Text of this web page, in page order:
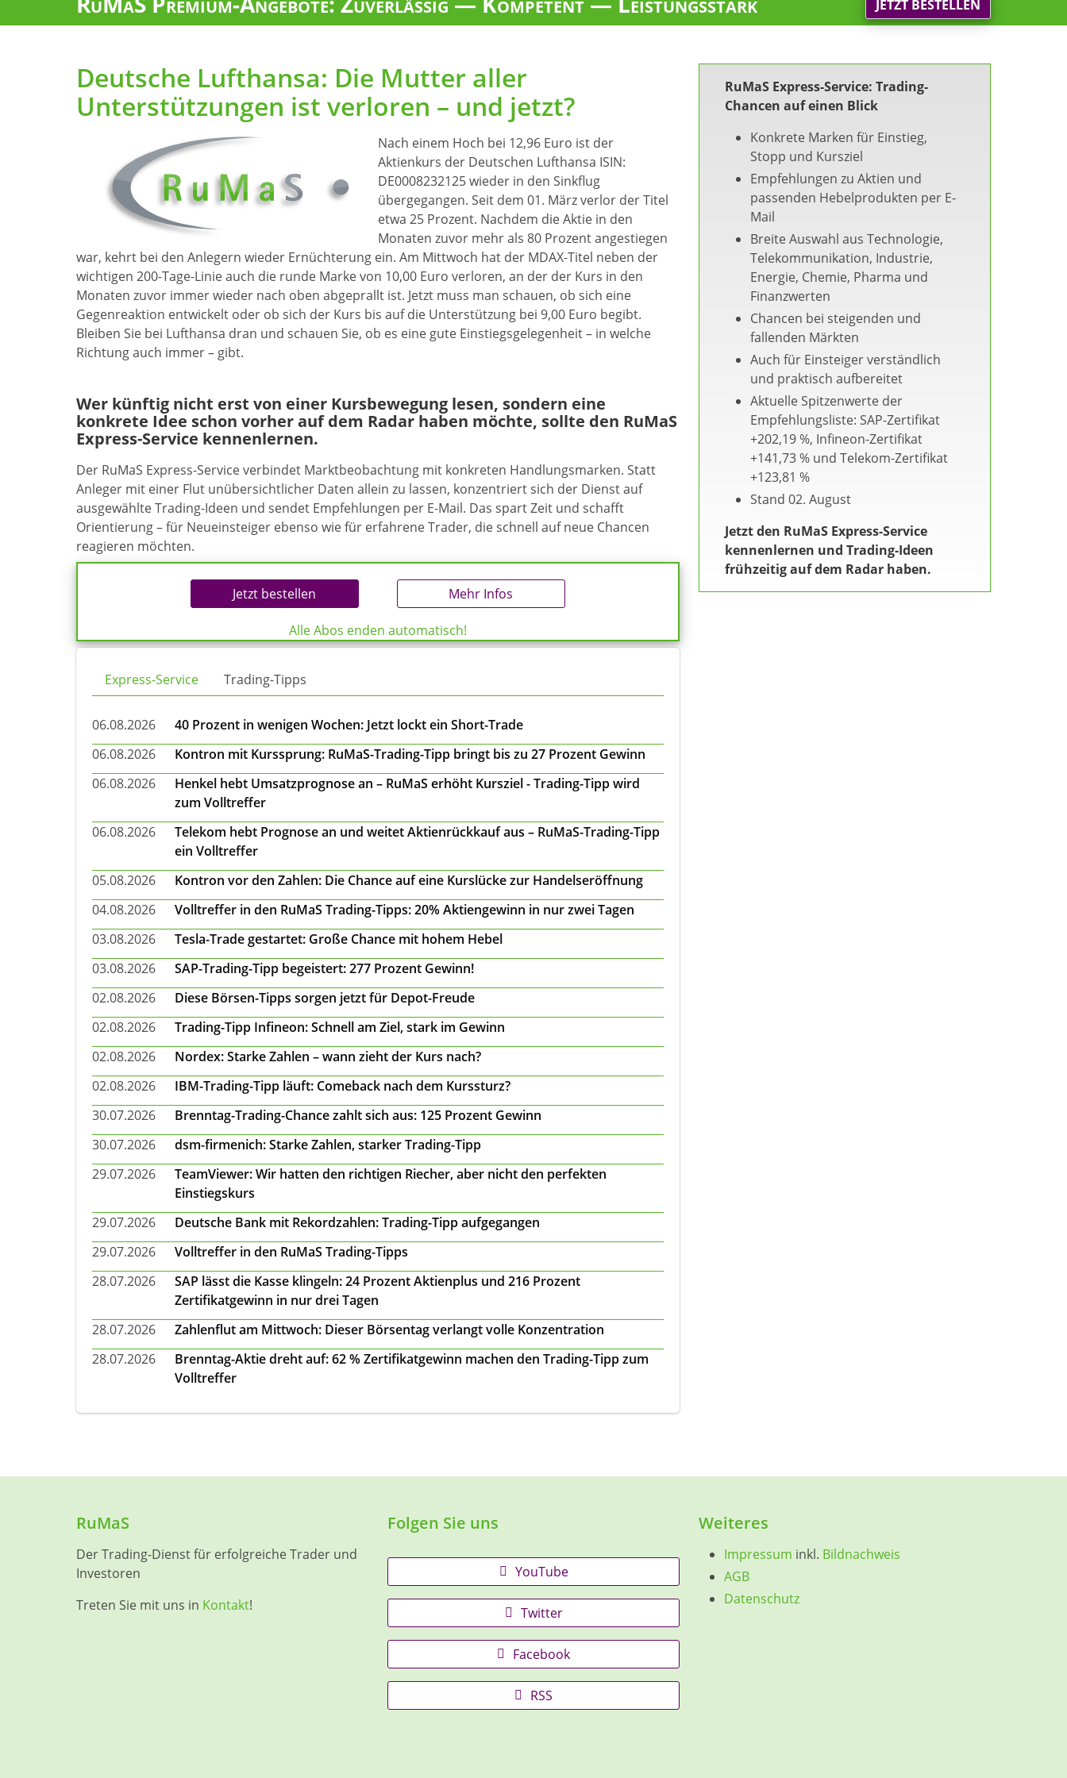
JETZT BESTELLEN
Deutsche Lufthansa: Die Mutter aller
Unterstützungen ist verloren – und jetzt?
Nach einem Hoch bei 12,96 Euro ist der
Aktienkurs der Deutschen Lufthansa ISIN:
DE0008232125 wieder in den Sinkflug
übergegangen. Seit dem 01. März verlor der Titel
etwa 25 Prozent. Nachdem die Aktie in den
Monaten zuvor mehr als 80 Prozent angestiegen
war, kehrt bei den Anlegern wieder Ernüchterung ein. Am Mittwoch hat der MDAX-Titel neben der
wichtigen 200-Tage-Linie auch die runde Marke von 10,00 Euro verloren, an der der Kurs in den
Monaten zuvor immer wieder nach oben abgeprallt ist. Jetzt muss man schauen, ob sich eine
Gegenreaktion entwickelt oder ob sich der Kurs bis auf die Unterstützung bei 9,00 Euro begibt.
Bleiben Sie bei Lufthansa dran und schauen Sie, ob es eine gute Einstiegsgelegenheit – in welche
Richtung auch immer – gibt.
Wer künftig nicht erst von einer Kursbewegung lesen, sondern eine
konkrete Idee schon vorher auf dem Radar haben möchte, sollte den RuMaS
Express-Service kennenlernen.
Der RuMaS Express-Service verbindet Marktbeobachtung mit konkreten Handlungsmarken. Statt
Anleger mit einer Flut unübersichtlicher Daten allein zu lassen, konzentriert sich der Dienst auf
ausgewählte Trading-Ideen und sendet Empfehlungen per E-Mail. Das spart Zeit und schafft
Orientierung – für Neueinsteiger ebenso wie für erfahrene Trader, die schnell auf neue Chancen
reagieren möchten.
Jetzt bestellen Mehr Infos
Alle Abos enden automatisch!
Express-Service Trading-Tipps
06.08.2026
40 Prozent in wenigen Wochen: Jetzt lockt ein Short-Trade
06.08.2026
Kontron mit Kurssprung: RuMaS-Trading-Tipp bringt bis zu 27 Prozent Gewinn
06.08.2026
Henkel hebt Umsatzprognose an – RuMaS erhöht Kursziel - Trading-Tipp wird
zum Volltreffer
06.08.2026
Telekom hebt Prognose an und weitet Aktienrückkauf aus – RuMaS-Trading-Tipp
ein Volltreffer
05.08.2026
Kontron vor den Zahlen: Die Chance auf eine Kurslücke zur Handelseröffnung
04.08.2026
Volltreffer in den RuMaS Trading-Tipps: 20% Aktiengewinn in nur zwei Tagen
03.08.2026
Tesla-Trade gestartet: Große Chance mit hohem Hebel
03.08.2026
SAP-Trading-Tipp begeistert: 277 Prozent Gewinn!
02.08.2026
Diese Börsen-Tipps sorgen jetzt für Depot-Freude
02.08.2026
Trading-Tipp Infineon: Schnell am Ziel, stark im Gewinn
02.08.2026
Nordex: Starke Zahlen – wann zieht der Kurs nach?
02.08.2026
IBM-Trading-Tipp läuft: Comeback nach dem Kurssturz?
30.07.2026
Brenntag-Trading-Chance zahlt sich aus: 125 Prozent Gewinn
30.07.2026
dsm-firmenich: Starke Zahlen, starker Trading-Tipp
29.07.2026
TeamViewer: Wir hatten den richtigen Riecher, aber nicht den perfekten
Einstiegskurs
29.07.2026
Deutsche Bank mit Rekordzahlen: Trading-Tipp aufgegangen
29.07.2026
Volltreffer in den RuMaS Trading-Tipps
28.07.2026
SAP lässt die Kasse klingeln: 24 Prozent Aktienplus und 216 Prozent
Zertifikatgewinn in nur drei Tagen
28.07.2026
Zahlenflut am Mittwoch: Dieser Börsentag verlangt volle Konzentration
28.07.2026
Brenntag-Aktie dreht auf: 62 % Zertifikatgewinn machen den Trading-Tipp zum
Volltreffer
RuMaS Express-Service: Trading-
Chancen auf einen Blick
Konkrete Marken für Einstieg,
Stopp und Kursziel
Empfehlungen zu Aktien und
passenden Hebelprodukten per E-
Mail
Breite Auswahl aus Technologie,
Telekommunikation, Industrie,
Energie, Chemie, Pharma und
Finanzwerten
Chancen bei steigenden und
fallenden Märkten
Auch für Einsteiger verständlich
und praktisch aufbereitet
Aktuelle Spitzenwerte der
Empfehlungsliste: SAP-Zertifikat
+202,19 %, Infineon-Zertifikat
+141,73 % und Telekom-Zertifikat
+123,81 %
Stand 02. August
Jetzt den RuMaS Express-Service
kennenlernen und Trading-Ideen
frühzeitig auf dem Radar haben.
RuMaS
Der Trading-Dienst für erfolgreiche Trader und
Investoren
Treten Sie mit uns in Kontakt!
Folgen Sie uns
YouTube
Twitter
Facebook
RSS
Weiteres
Impressum inkl. Bildnachweis
AGB
Datenschutz